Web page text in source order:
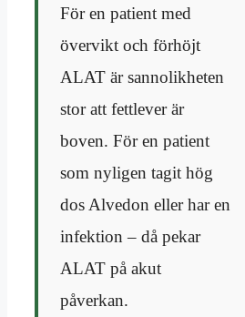
För en patient med
övervikt och förhöjt
ALAT är sannolikheten
stor att fettlever är
boven. För en patient
som nyligen tagit hög
dos Alvedon eller har en
infektion – då pekar
ALAT på akut
påverkan.